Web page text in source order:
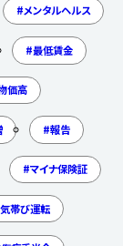
メンタルヘルス
最低賃金
価高
報告
マイナ保険証
帯び運転